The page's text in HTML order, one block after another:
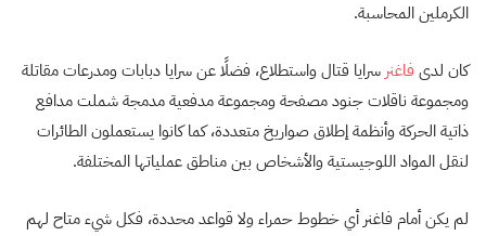
الكرملين المحاسبة.
كان لدى فاغنر سرايا قتال واستطلاع، فضلًا عن سرايا دبابات ومدرعات مقاتلة
ومجموعة ناقلات جنود مصفحة ومجموعة مدفعية مدمجة شملت مدافع
ذاتية الحركة وأنظمة إطلاق صواريخ متعددة، كما كانوا يستعملون الطائرات
لنقل المواد اللوجيستية والأشخاص بين مناطق عملياتها المختلفة.
لم يكن أمام فاغنر أي خطوط حمراء ولا قواعد محددة، فكل شيء متاح لهم